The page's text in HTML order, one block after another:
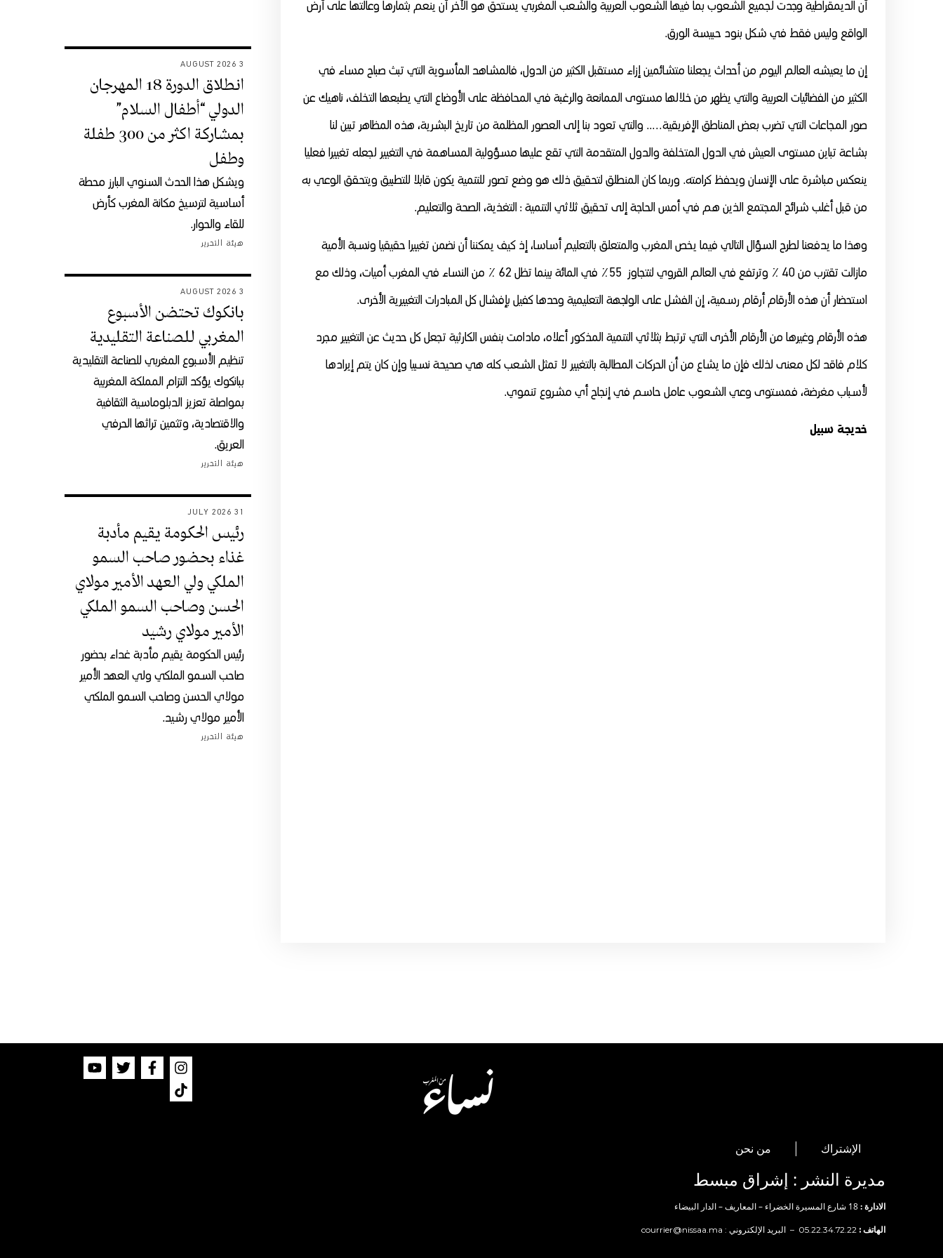
أن الديمقراطية وجدت لجميع الشعوب بما فيها الشعوب العربية والشعب المغربي يستحق هو الآخر أن ينعم بثمارها وعالتها على أرض
الواقع وليس فقط في شكل بنود حبيسة الورق.
إن ما يعيشه العالم اليوم من أحداث يجعلنا متشائمين إزاء مستقبل الكثير من الدول، فالمشاهد المأسوية التي تبث صباح مساء في
الكثير من الفضائيات العربية والتي يظهر من خلالها مستوى الممانعة والرغبة في المحافظة على الأوضاع التي يطبعها التخلف، ناهيك عن
صور المجاعات التي تضرب بعض المناطق الإفريقية….. والتي تعود بنا إلى العصور المظلمة من تاريخ البشرية، هذه المظاهر تبين لنا
بشاعة تباين مستوى العيش في الدول المتخلفة والدول المتقدمة التي تقع عليها مسؤولية المساهمة في التغيير لجعله تغييرا فعليا
ينعكس مباشرة على الإنسان ويحفظ كرامته. وربما كان المنطلق لتحقيق ذلك هو وضع تصور للتنمية يكون قابلا للتطبيق ويتحقق الوعي به
من قبل أغلب شرائح المجتمع الذين هم في أمس الحاجة إلى تحقيق ثلاثي التنمية : التغذية، الصحة والتعليم.
وهذا ما يدفعنا لطرح السؤال التالي فيما يخص المغرب والمتعلق بالتعليم أساسا، إذ كيف يمكننا أن نضمن تغييرا حقيقيا ونسبة الأمية
مازالت تقترب من 40 ٪ وترتفع في العالم القروي لتتجاوز 55٪ في المائة بينما تظل 62 ٪ من النساء في المغرب أميات، وذلك مع
استحضار أن هذه الأرقام أرقام رسمية، إن الفشل على الواجهة التعليمية وحدها كفيل بإفشال كل المبادرات التغييرية الأخرى.
هذه الأرقام وغيرها من الأرقام الأخرى التي ترتبط بثلاثي التنمية المذكور أعلاه، مادامت بنفس الكارثية تجعل كل حديث عن التغيير مجرد
كلام فاقد لكل معنى لذلك فإن ما يشاع من أن الحركات المطالبة بالتغيير لا تمثل الشعب كله هي صحيحة نسبيا وإن كان يتم إيرادها
لأسباب مغرضة، فمستوى وعي الشعوب عامل حاسم في إنجاح أي مشروع تنموي.
خديجة سبيل
3 AUGUST 2026
انطلاق الدورة 18 المهرجان
الدولي “أطفال السلام”
بمشاركة اكثر من 300 طفلة
وطفل
ويشكل هذا الحدث السنوي البارز محطة
أساسية لترسيخ مكانة المغرب كأرض
للقاء والحوار.
هيئة التحرير
3 AUGUST 2026
بانكوك تحتضن الأسبوع
المغربي للصناعة التقليدية
تنظيم الأسبوع المغربي للصناعة التقليدية
ببانكوك يؤكد التزام المملكة المغربية
بمواصلة تعزيز الدبلوماسية الثقافية
والاقتصادية، وتثمين تراثها الحرفي
العريق.
هيئة التحرير
31 JULY 2026
رئيس الحكومة يقيم مأدبة
غذاء بحضور صاحب السمو
الملكي ولي العهد الأمير مولاي
الحسن وصاحب السمو الملكي
الأمير مولاي رشيد
رئيس الحكومة يقيم مأدبة غداء بحضور
صاحب السمو الملكي ولي العهد الأمير
مولاي الحسن وصاحب السمو الملكي
الأمير مولاي رشيد.
هيئة التحرير
الإشتراك من نحن
مديرة النشر : إشراق مبسط
الادارة :
الهاتف : 05.22.34.72.22 – البريد الإلكتروني : courrier@nissaa.ma